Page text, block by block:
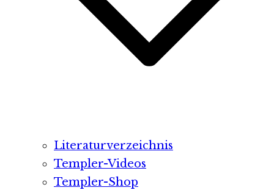
Literaturverzeichnis
Templer-Videos
Templer-Shop